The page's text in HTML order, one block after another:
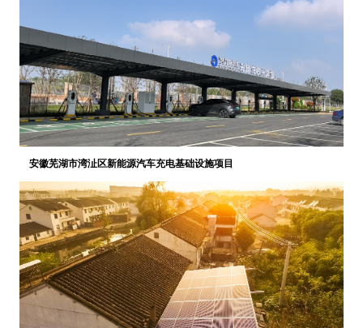
安徽芜湖市湾沚区新能源汽车充电基础设施项目